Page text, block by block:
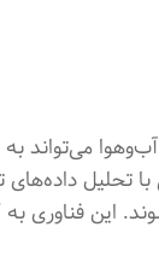
می‌تواند به
داده‌های
این فناوری به